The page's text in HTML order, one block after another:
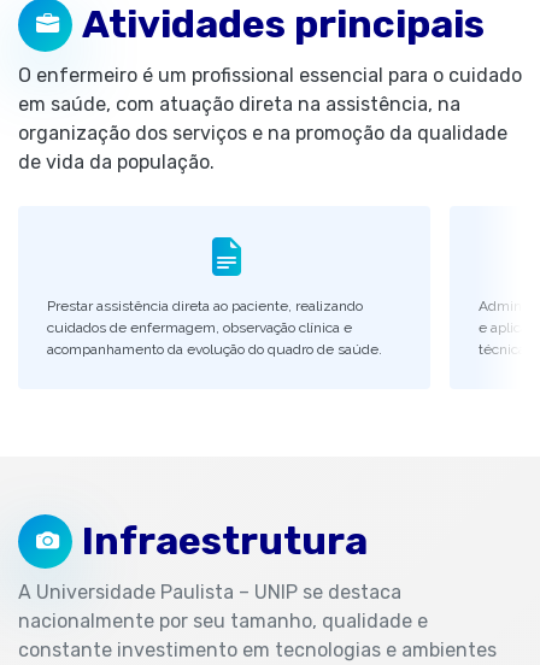
Atividades principais
O enfermeiro é um profissional essencial para o cuidado
em saúde, com atuação direta na assistência, na
organização dos serviços e na promoção da qualidade
de vida da população.
Prestar assistência direta ao paciente, realizando
cuidados de enfermagem, observação clínica e
acompanhamento da evolução do quadro de saúde.
e aplicar
técnica e
Infraestrutura
A Universidade Paulista – UNIP se destaca
nacionalmente por seu tamanho, qualidade e
constante investimento em tecnologias e ambientes